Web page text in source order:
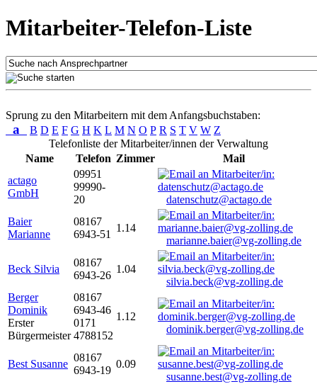
Mitarbeiter-Telefon-Liste
Sprung zu den Mitarbeitern mit dem Anfangsbuchstaben:
a B D E F G H K L M N O P R S T V W Z
Telefonliste der Mitarbeiter/innen der Verwaltung
Name
Telefon Zimmer
Mail
actago
GmbH
09951
99990-
20
datenschutz@actago.de
Baier
Marianne
08167
6943-51
1.14
marianne.baier@vg-zolling.de
Beck Silvia
08167
6943-26
1.04
silvia.beck@vg-zolling.de
Berger
Dominik
Erster
Bürgermeister
08167
6943-46
0171
4788152
1.12
dominik.berger@vg-zolling.de
Best Susanne
08167
6943-19
0.09
susanne.best@vg-zolling.de